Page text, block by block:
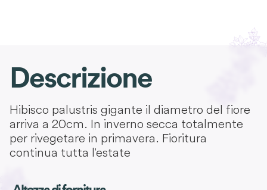
Descrizione
Hibisco palustris gigante il diametro del fiore
arriva a 20cm. In inverno secca totalmente
per rivegetare in primavera. Fioritura
continua tutta l'estate